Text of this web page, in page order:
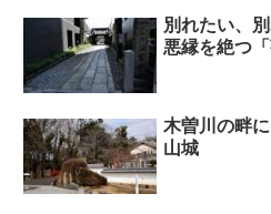
別れたい、
悪縁を絶つ
木曽川の畔
山城